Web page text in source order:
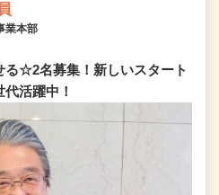
業本部
る☆2名募集！新しいスタート
活躍中！